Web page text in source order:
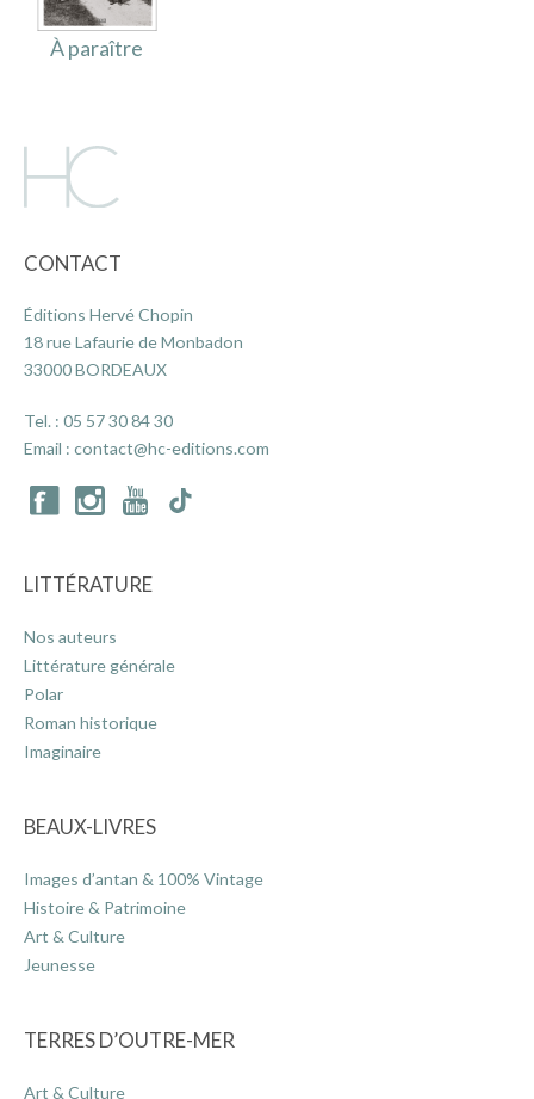
À paraître
CONTACT
Éditions Hervé Chopin
18 rue Lafaurie de Monbadon
33000 BORDEAUX
Tel. : 05 57 30 84 30
Email : contact@hc-editions.com
LITTÉRATURE
Nos auteurs
Littérature générale
Polar
Roman historique
Imaginaire
BEAUX-LIVRES
Images d’antan & 100% Vintage
Histoire & Patrimoine
Art & Culture
Jeunesse
TERRES D’OUTRE-MER
Art & Culture